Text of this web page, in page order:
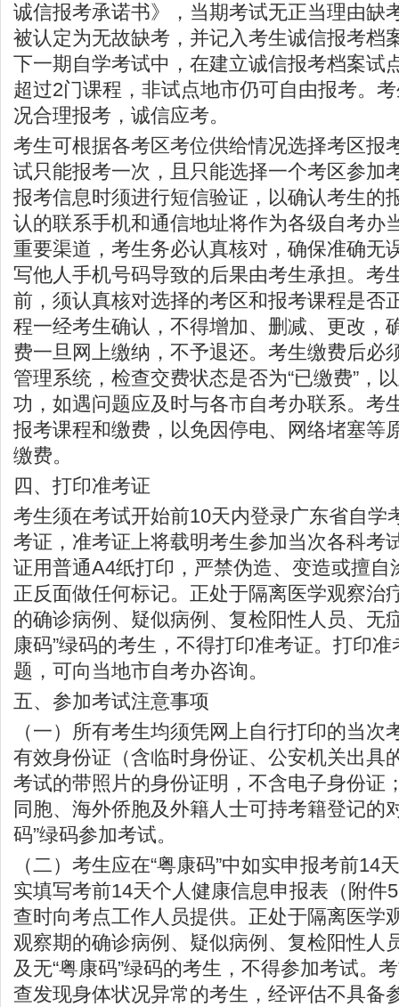
诚信报考承诺书》，当期考试无正当理由缺
被认定为无故缺考，并记入考生诚信报考档
下一期自学考试中，在建立诚信报考档案试
超过2门课程，非试点地市仍可自由报考。
况合理报考，诚信应考。
考生可根据各考区考位供给情况选择考区报
试只能报考一次，且只能选择一个考区参加
报考信息时须进行短信验证，以确认考生的
认的联系手机和通信地址将作为各级自考办
重要渠道，考生务必认真核对，确保准确无
写他人手机号码导致的后果由考生承担。考
前，须认真核对选择的考区和报考课程是否
程一经考生确认，不得增加、删减、更改，
费一旦网上缴纳，不予退还。考生缴费后必
管理系统，检查交费状态是否为“已缴费”，
功，如遇问题应及时与各市自考办联系。考
报考课程和缴费，以免因停电、网络堵塞等
缴费。
四、打印准考证
考生须在考试开始前10天内登录广东省自学
考证，准考证上将载明考生参加当次各科考
证用普通A4纸打印，严禁伪造、变造或擅自
正反面做任何标记。正处于隔离医学观察治
的确诊病例、疑似病例、复检阳性人员、无
康码”绿码的考生，不得打印准考证。打印
题，可向当地市自考办咨询。
五、参加考试注意事项
（一）所有考生均须凭网上自行打印的当次
有效身份证（含临时身份证、公安机关出具
考试的带照片的身份证明，不含电子身份证
同胞、海外侨胞及外籍人士可持考籍登记的
码”绿码参加考试。
（二）考生应在“粤康码”中如实申报考前14
实填写考前14天个人健康信息申报表（附件
查时向考点工作人员提供。正处于隔离医学
观察期的确诊病例、疑似病例、复检阳性人
及无“粤康码”绿码的考生，不得参加考试。
查发现身体状况异常的考生，经评估不具备